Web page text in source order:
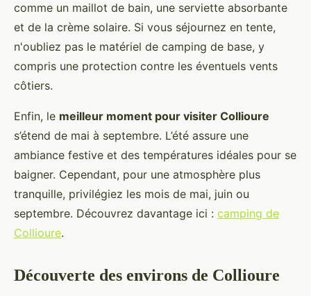
comme un maillot de bain, une serviette absorbante
et de la crème solaire. Si vous séjournez en tente,
n'oubliez pas le matériel de camping de base, y
compris une protection contre les éventuels vents
côtiers.
Enfin, le meilleur moment pour visiter Collioure
s’étend de mai à septembre. L’été assure une
ambiance festive et des températures idéales pour se
baigner. Cependant, pour une atmosphère plus
tranquille, privilégiez les mois de mai, juin ou
septembre. Découvrez davantage ici : camping de
Collioure.
Découverte des environs de Collioure